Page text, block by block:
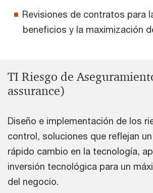
Revisiones de contratos para
beneficios y la maximización
TI Riesgo de
assurance)
Diseño e implementación de los
control, soluciones que reflejan
rápido cambio en la tecnología,
inversión tecnológica para un
del negocio.